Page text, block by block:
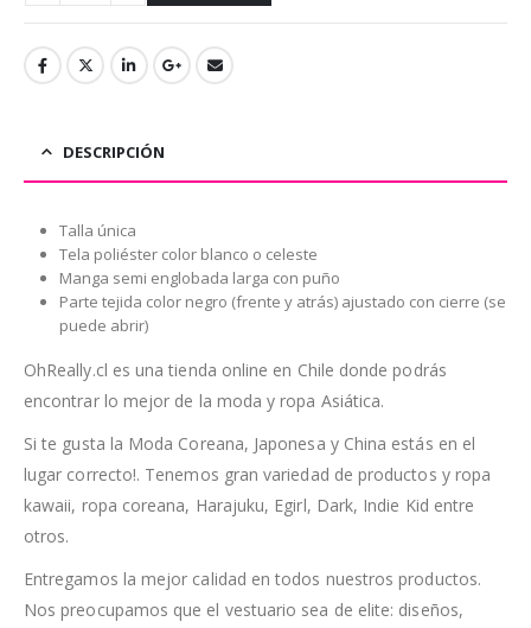
DESCRIPCIÓN
Talla única
Tela poliéster color blanco o celeste
Manga semi englobada larga con puño
Parte tejida color negro (frente y atrás) ajustado con cierre (se
puede abrir)
OhReally.cl es una tienda online en Chile donde podrás
encontrar lo mejor de la moda y ropa Asiática.
Si te gusta la Moda Coreana, Japonesa y China estás en el
lugar correcto!. Tenemos gran variedad de productos y ropa
kawaii, ropa coreana, Harajuku, Egirl, Dark, Indie Kid entre
otros.
Entregamos la mejor calidad en todos nuestros productos.
Nos preocupamos que el vestuario sea de elite: diseños,